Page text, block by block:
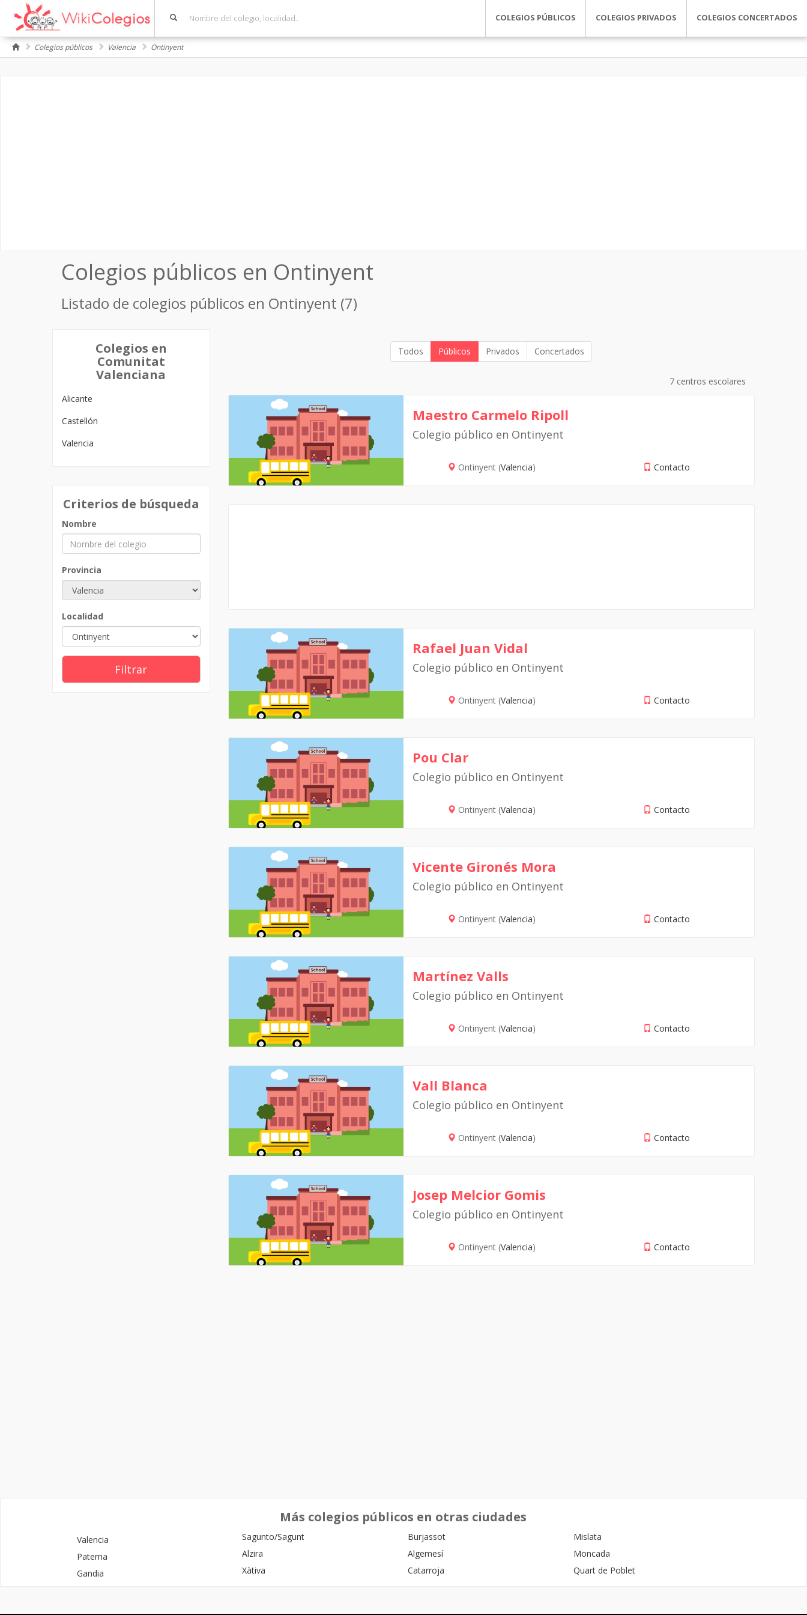
COLEGIOS PÚBLICOS COLEGIOS PRIVADOS COLEGIOS CONCERTADOS
Colegios públicos Valencia Ontinyent
Colegios públicos en Ontinyent
Listado de colegios públicos en Ontinyent (7)
Colegios en
Comunitat
Valenciana
Alicante
Castellón
Valencia
Criterios de búsqueda
Nombre
Provincia
Localidad
Filtrar
Todos Públicos Privados Concertados
7 centros escolares
Maestro Carmelo Ripoll
Colegio público en Ontinyent
Ontinyent (Valencia) Contacto
Rafael Juan Vidal
Colegio público en Ontinyent
Ontinyent (Valencia) Contacto
Pou Clar
Colegio público en Ontinyent
Ontinyent (Valencia) Contacto
Vicente Gironés Mora
Colegio público en Ontinyent
Ontinyent (Valencia) Contacto
Martínez Valls
Colegio público en Ontinyent
Ontinyent (Valencia) Contacto
Vall Blanca
Colegio público en Ontinyent
Ontinyent (Valencia) Contacto
Josep Melcior Gomis
Colegio público en Ontinyent
Ontinyent (Valencia) Contacto
Más colegios públicos en otras ciudades
Valencia
Paterna
Gandia
Sagunto/Sagunt
Alzira
Xàtiva
Burjassot
Algemesí
Catarroja
Mislata
Moncada
Quart de Poblet